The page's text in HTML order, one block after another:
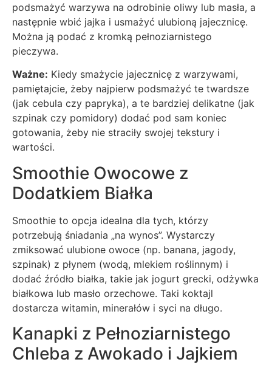
podsmażyć warzywa na odrobinie oliwy lub masła, a
następnie wbić jajka i usmażyć ulubioną jajecznicę.
Można ją podać z kromką pełnoziarnistego
pieczywa.
Ważne: Kiedy smażycie jajecznicę z warzywami,
pamiętajcie, żeby najpierw podsmażyć te twardsze
(jak cebula czy papryka), a te bardziej delikatne (jak
szpinak czy pomidory) dodać pod sam koniec
gotowania, żeby nie straciły swojej tekstury i
wartości.
Smoothie Owocowe z
Dodatkiem Białka
Smoothie to opcja idealna dla tych, którzy
potrzebują śniadania „na wynos”. Wystarczy
zmiksować ulubione owoce (np. banana, jagody,
szpinak) z płynem (wodą, mlekiem roślinnym) i
dodać źródło białka, takie jak jogurt grecki, odżywka
białkowa lub masło orzechowe. Taki koktajl
dostarcza witamin, minerałów i syci na długo.
Kanapki z Pełnoziarnistego
Chleba z Awokado i Jajkiem